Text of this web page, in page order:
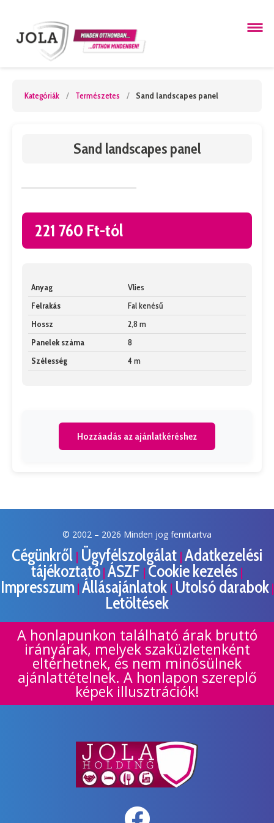
Kategóriák / Természetes / Sand landscapes panel
Sand landscapes panel
221 760 Ft-tól
Anyag
Vlies
Felrakás
Fal kenésű
Hossz
2,8 m
Panelek száma
8
Szélesség
4 m
Hozzáadás az ajánlatkéréshez
© 2002 – 2026 Minden jog fenntartva
Cégünkről | Ügyfélszolgálat | Adatkezelési
tájékoztató | ÁSZF | Cookie kezelés |
Impresszum| Állásajánlatok | Utolsó darabok|
Letöltések
A honlapunkon található árak bruttó
irányárak, melyek szaküzletenként
eltérhetnek, és nem minősülnek
ajánlattételnek. A honlapon szereplő
képek illusztrációk!